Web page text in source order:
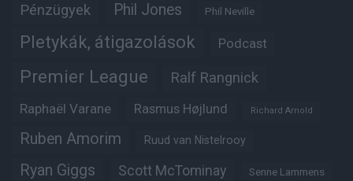
Pénzügyek Phil Jones Phil Neville
Pletykák, átigazolások Podcast
Premier League Ralf Rangnick
Raphaël Varane Rasmus Højlund Richard Arnold
Ruben Amorim Ruud van Nistelrooy
Ryan Giggs Scott McTominay Senne Lammens